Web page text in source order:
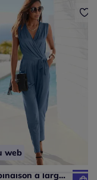
web
Combinaison à larges bretelles avec ceinture à nouer et poches latérales